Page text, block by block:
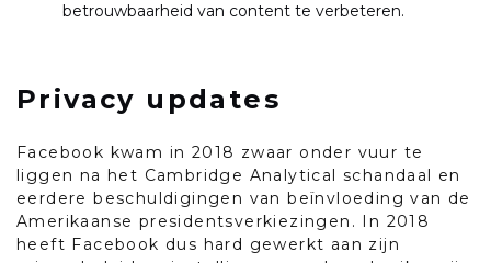
betrouwbaarheid van content te verbeteren.
Privacy updates
Facebook kwam in 2018 zwaar onder vuur te
liggen na het Cambridge Analytical schandaal en
eerdere beschuldigingen van beïnvloeding van de
Amerikaanse presidentsverkiezingen. In 2018
heeft Facebook dus hard gewerkt aan zijn